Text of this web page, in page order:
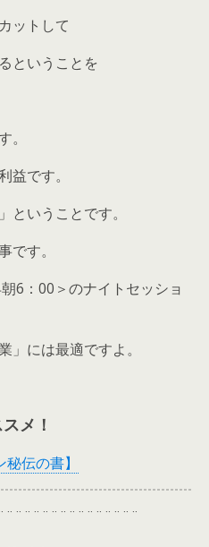
ットして
ということを
。
益です。
ということです。
です。
6：00＞のナイトセッショ
」には最適ですよ。
メ！
伝の書】